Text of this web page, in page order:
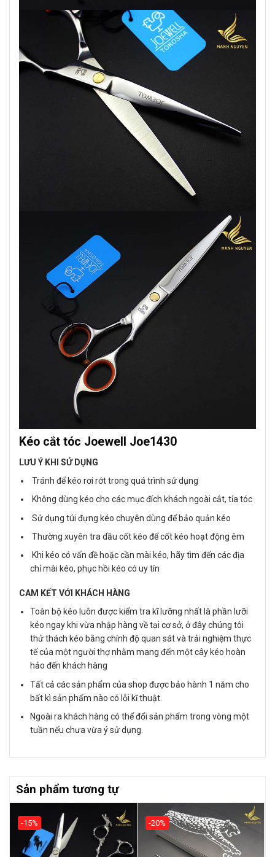
Kéo cắt tóc Joewell Joe1430
LƯU Ý KHI SỬ DỤNG
Tránh để kéo rơi rớt trong quá trình sử dụng
Không dùng kéo cho các mục đích khách ngoài cắt, tỉa tóc
Sử dụng túi đựng kéo chuyên dùng để bảo quản kéo
Thường xuyên tra dầu cốt kéo để cốt kéo hoạt động êm
Khi kéo có vấn đề hoặc cần mài kéo, hãy tìm đến các địa
chỉ mài kéo, phục hồi kéo có uy tín
CAM KẾT VỚI KHÁCH HÀNG
Toàn bộ kéo luôn được kiểm tra kĩ lưỡng nhất là phần lưỡi
kéo ngay khi vừa nhập hàng về tại cơ sở, ở đây chúng tôi
thử thách kéo bằng chính độ quan sát và trải nghiệm thực
tế của một người thợ nhằm mang đến một cây kéo hoàn
hảo đến khách hàng
Tất cả các sản phẩm của shop được bảo hành 1 năm cho
bất kì sản phẩm nào có lỗi kĩ thuật.
Ngoài ra khách hàng có thể đổi sản phẩm trong vòng một
tuần nếu chưa vừa ý sử dụng.
Sản phẩm tương tự
-15% -20%